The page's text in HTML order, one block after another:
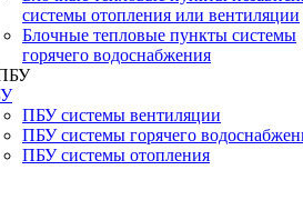
системы отопления или вентиляции
Блочные тепловые пункты системы
горячего водоснабжения
ПБУ системы вентиляции
ПБУ системы горячего
ПБУ системы отопления